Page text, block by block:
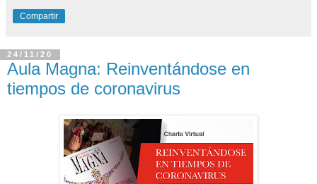
Compartir
24/11/20
Aula Magna: Reinventándose en
tiempos de coronavirus